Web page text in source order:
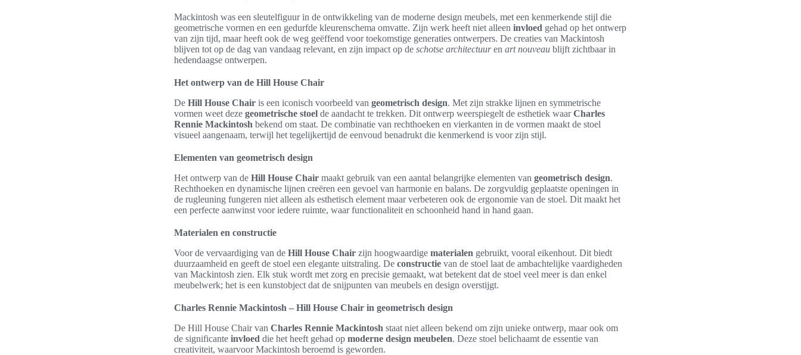
Mackintosh was een sleutelfiguur in de ontwikkeling van de moderne design meubels, met een kenmerkende stijl die
geometrische vormen en een gedurfde kleurenschema omvatte. Zijn werk heeft niet alleen invloed gehad op het ontwerp
van zijn tijd, maar heeft ook de weg geëffend voor toekomstige generaties ontwerpers. De creaties van Mackintosh
blijven tot op de dag van vandaag relevant, en zijn impact op de schotse architectuuren art nouveau blijft zichtbaar in
hedendaagse ontwerpen.
Het ontwerp van de Hill House Chair
De Hill House Chair is een iconisch voorbeeld van geometrisch design. Met zijn strakke lijnen en symmetrische
vormen weet deze geometrische stoel de aandacht te trekken. Dit ontwerp weerspiegelt de esthetiek waarCharles
Rennie Mackintosh bekend om staat. De combinatie van rechthoeken en vierkanten in de vormen maakt de stoel
visueel aangenaam, terwijl het tegelijkertijd de eenvoud benadrukt die kenmerkend is voor zijn stijl.
Elementen van geometrisch design
Het ontwerp van de Hill House Chair maakt gebruik van een aantal belangrijke elementen van geometrisch design.
Rechthoeken en dynamische lijnen creëren een gevoel van harmonie en balans. De zorgvuldig geplaatste openingen in
de rugleuning fungeren niet alleen als esthetisch element maar verbeteren ook de ergonomie van de stoel. Dit maakt het
een perfecte aanwinst voor iedere ruimte, waar functionaliteit en schoonheid hand in hand gaan.
Materialen en constructie
Voor de vervaardiging van de Hill House Chair zijn hoogwaardige materialen gebruikt, vooral eikenhout. Dit biedt
duurzaamheid en geeft de stoel een elegante uitstraling. De constructie van de stoel laat de ambachtelijke vaardigheden
van Mackintosh zien. Elk stuk wordt met zorg en precisie gemaakt, wat betekent dat de stoel veel meer is dan enkel
meubelwerk; het is een kunstobject dat de snijpunten van meubels en design overstijgt.
Charles Rennie Mackintosh – Hill House Chair in geometrisch design
De Hill House Chair van Charles Rennie Mackintosh staat niet alleen bekend om zijn unieke ontwerp, maar ook om
de significante invloed die het heeft gehad op moderne design meubelen. Deze stoel belichaamt de essentie van
creativiteit, waarvoor Mackintosh beroemd is geworden.